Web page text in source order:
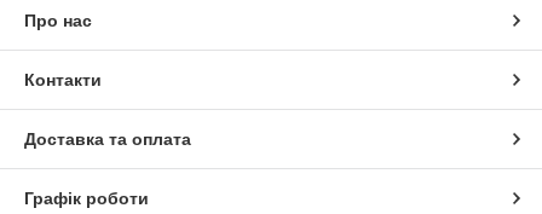
Про нас
Контакти
Доставка та оплата
Графік роботи